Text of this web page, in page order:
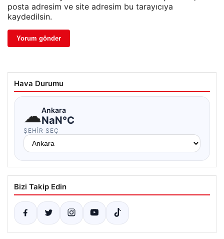
posta adresim ve site adresim bu tarayıcıya
kaydedilsin.
Hava Durumu
☁Ankara
NaN°C
ŞEHIR SEÇ
Bizi Takip Edin